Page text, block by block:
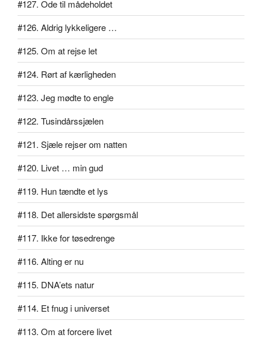
#127. Ode til mådeholdet
#126. Aldrig lykkeligere …
#125. Om at rejse let
#124. Rørt af kærligheden
#123. Jeg mødte to engle
#122. Tusindårssjælen
#121. Sjæle rejser om natten
#120. Livet … min gud
#119. Hun tændte et lys
#118. Det allersidste spørgsmål
#117. Ikke for tøsedrenge
#116. Alting er nu
#115. DNA’ets natur
#114. Et fnug i universet
#113. Om at forcere livet